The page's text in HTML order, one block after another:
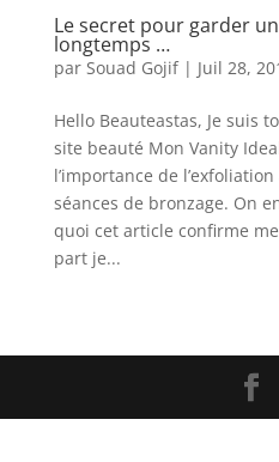
Le secret pour garder
longtemps …
par Souad Gojif| Juil 28,
Hello Beauteastas, Je suis
site beauté Mon Vanity
l’importance de
séances de bronzage. On
quoi cet article confirme
part je...